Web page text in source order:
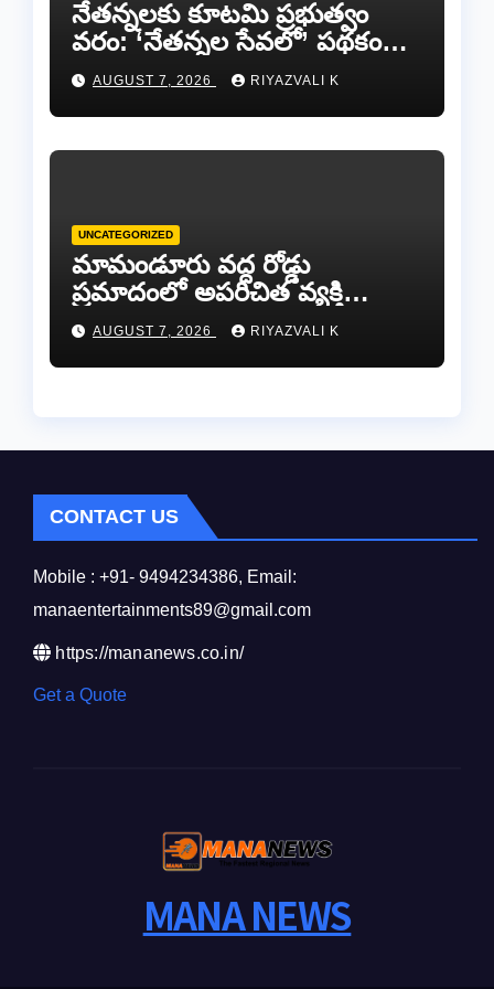
​నేతన్నలకు కూటమి ప్రభుత్వం
వరం: ‘నేతన్నల సేవలో’ పథకం
ద్వారా ఏటా ₹25,000 ఆర్థిక
సాయం!
AUGUST 7, 2026 RIYAZVALI K
UNCATEGORIZED
​మామండూరు వద్ద రోడ్డు
ప్రమాదంలో అపరిచిత వ్యక్తి
మృతి…సమాచారం తెలిస్తే
రేణిగుంట పోలీసులను
సంప్రదించండి.
AUGUST 7, 2026 RIYAZVALI K
CONTACT US
Mobile : +91- 9494234386, Email:
manaentertainments89@gmail.com
https://mananews.co.in/
Get a Quote
MANA NEWS